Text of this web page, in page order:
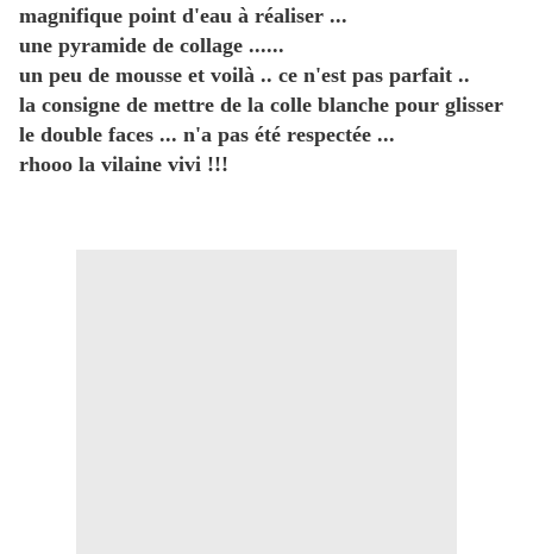
magnifique point d'eau à réaliser ...
une pyramide de collage ......
un peu de mousse et voilà .. ce n'est pas parfait ..
la consigne de mettre de la colle blanche pour glisser
le double faces ... n'a pas été respectée ...
rhooo la vilaine vivi !!!